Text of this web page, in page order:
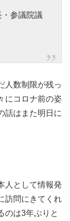
参議院議
人数制限が残っ
にコロナ前の姿
話はまた明日に
人として情報発
訪問にきてくれ
のは3年ぶりと